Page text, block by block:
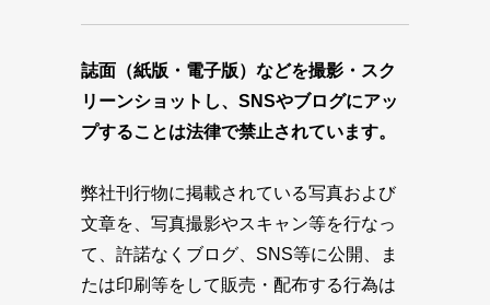
誌面（紙版・電子版）などを撮影・スク
リーンショットし、SNSやブログにアッ
プすることは法律で禁止されています。
弊社刊行物に掲載されている写真および
文章を、写真撮影やスキャン等を行なっ
て、許諾なくブログ、SNS等に公開、ま
たは印刷等をして販売・配布する行為は